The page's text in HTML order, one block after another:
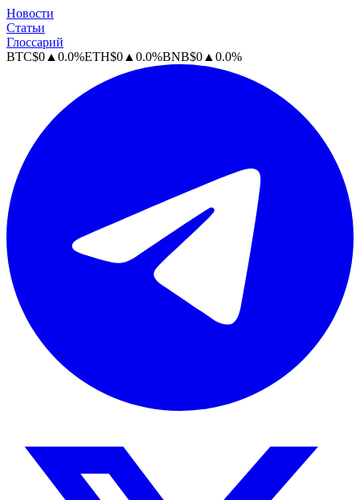
Новости
Статьи
Глоссарий
BTC$0 ▲ 0.0%ETH$0 ▲ 0.0%BNB$0 ▲ 0.0%